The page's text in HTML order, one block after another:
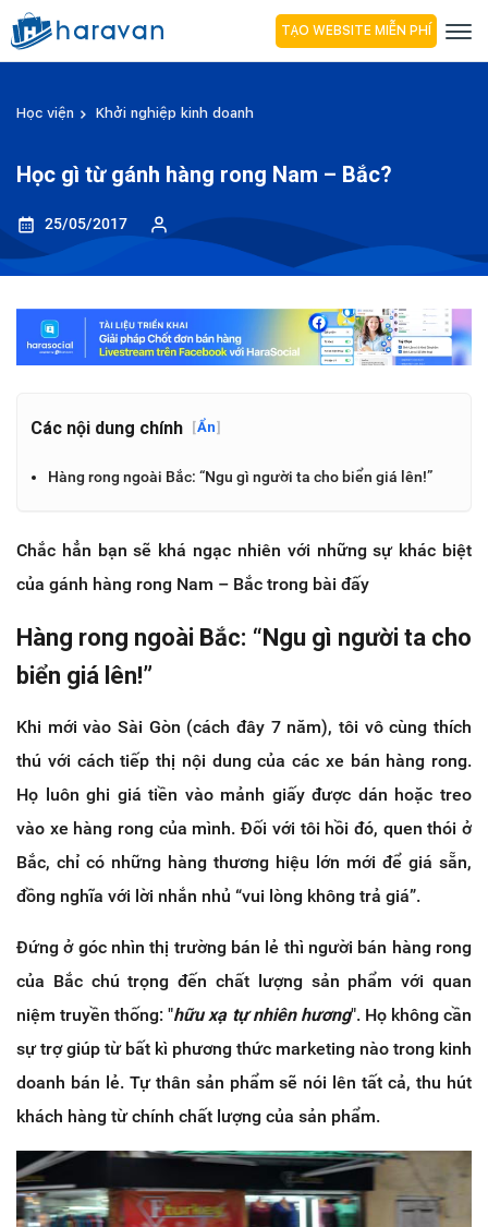
TẠO WEBSITE MIỄN PHÍ
Học viện Khởi nghiệp kinh doanh
Học gì từ gánh hàng rong Nam – Bắc?
25/05/2017
Các nội dung chính [Ẩn]
Hàng rong ngoài Bắc: “Ngu gì người ta cho biển giá lên!”
Chắc hẳn bạn sẽ khá ngạc nhiên với những sự khác biệt
của gánh hàng rong Nam – Bắc trong bài đấy
Hàng rong ngoài Bắc: “Ngu gì người ta cho
biển giá lên!”
Khi mới vào Sài Gòn (cách đây 7 năm), tôi vô cùng thích
thú với cách tiếp thị nội dung của các xe bán hàng rong.
Họ luôn ghi giá tiền vào mảnh giấy được dán hoặc treo
vào xe hàng rong của mình. Đối với tôi hồi đó, quen thói ở
Bắc, chỉ có những hàng thương hiệu lớn mới để giá sẵn,
đồng nghĩa với lời nhắn nhủ “vui lòng không trả giá”.
Đứng ở góc nhìn thị trường bán lẻ thì người bán hàng rong
của Bắc chú trọng đến chất lượng sản phẩm với quan
niệm truyền thống: "hữu xạ tự nhiên hương". Họ không cần
sự trợ giúp từ bất kì phương thức marketing nào trong kinh
doanh bán lẻ. Tự thân sản phẩm sẽ nói lên tất cả, thu hút
khách hàng từ chính chất lượng của sản phẩm.